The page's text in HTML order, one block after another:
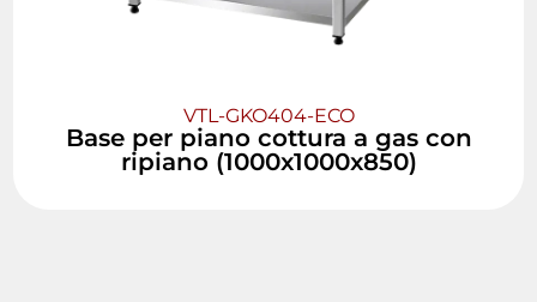
VTL-GKO404-ECO
Base per piano cottura a gas con
ripiano (1000x1000x850)